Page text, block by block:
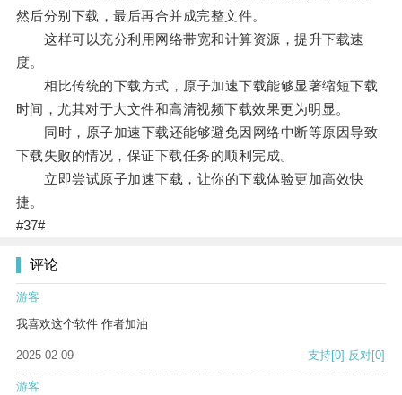
然后分别下载，最后再合并成完整文件。
这样可以充分利用网络带宽和计算资源，提升下载速
度。
相比传统的下载方式，原子加速下载能够显著缩短下载
时间，尤其对于大文件和高清视频下载效果更为明显。
同时，原子加速下载还能够避免因网络中断等原因导致
下载失败的情况，保证下载任务的顺利完成。
立即尝试原子加速下载，让你的下载体验更加高效快
捷。
#37#
评论
游客
我喜欢这个软件 作者加油
2025-02-09 支持[0] 反对[0]
游客